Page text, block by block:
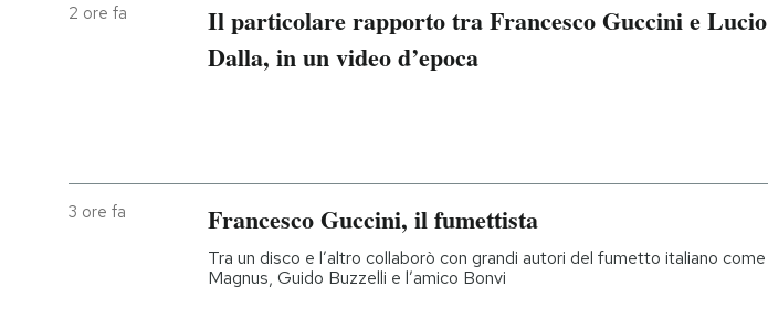
2 ore fa
Il particolare rapporto tra Francesco Guccini e Lucio
Dalla, in un video d’epoca
3 ore fa Francesco Guccini, il fumettista
Tra un disco e l’altro collaborò con grandi autori del fumetto italiano come
Magnus, Guido Buzzelli e l’amico Bonvi